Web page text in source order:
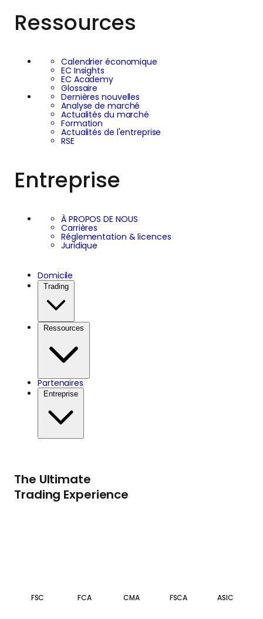
Ressources
Calendrier économique
EC Insights
EC Academy
Glossaire
Dernières nouvelles
Analyse de marché
Actualités du marché
Formation
Actualités de l'entreprise
RSE
Entreprise
À PROPOS DE NOUS
Carrières
Réglementation & licences
Juridique
Domicile
Trading
Ressources
Partenaires
Entreprise
The Ultimate
Trading Experience
FSC FCA CMA FSCA ASIC